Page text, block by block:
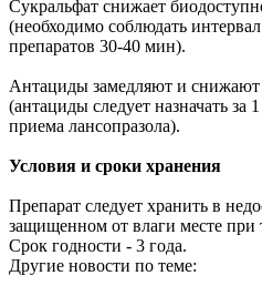
Сукральфат снижает
(необходимо соблюдать
препаратов 30-40 мин).
Антациды замедляют и снижают
(антациды следует назначать за
приема лансопразола).
Условия и сроки хранения
Препарат следует хранить в
защищенном от влаги месте при
Срок годности - 3 года.
Другие новости по теме: